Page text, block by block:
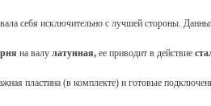
себя исключительно с лучшей стороны.
на валу латунная, ее приводит в действие
пластина (в комплекте) и готовые